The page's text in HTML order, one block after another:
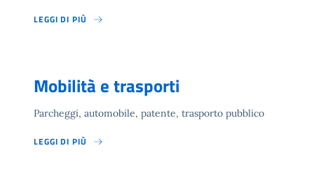
LEGGI DI PIÙ
Mobilità e trasporti
Parcheggi, automobile, patente, trasporto pubblico
LEGGI DI PIÙ